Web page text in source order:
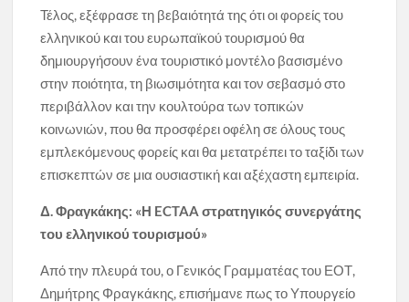
Τέλος, εξέφρασε τη βεβαιότητά της ότι οι φορείς του
ελληνικού και του ευρωπαϊκού τουρισμού θα
δημιουργήσουν ένα τουριστικό μοντέλο βασισμένο
στην ποιότητα, τη βιωσιμότητα και τον σεβασμό στο
περιβάλλον και την κουλτούρα των τοπικών
κοινωνιών, που θα προσφέρει οφέλη σε όλους τους
εμπλεκόμενους φορείς και θα μετατρέπει το ταξίδι των
επισκεπτών σε μια ουσιαστική και αξέχαστη εμπειρία.
Δ. Φραγκάκης: «Η ECTAAστρατηγικός συνεργάτης
του ελληνικού τουρισμού»
Από την πλευρά του, ο Γενικός Γραμματέας του ΕΟΤ,
Δημήτρης Φραγκάκης, επισήμανε πως το Υπουργείο